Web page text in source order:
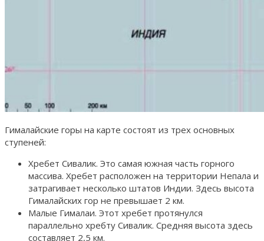
Гималайские горы на карте состоят из трех основных
ступеней:
Хребет Сивалик. Это самая южная часть горного
массива. Хребет расположен на территории Непала и
затрагивает несколько штатов Индии. Здесь высота
Гималайских гор не превышает 2 км.
Малые Гималаи. Этот хребет протянулся
параллельно хребту Сивалик. Средняя высота здесь
составляет 2,5 км.